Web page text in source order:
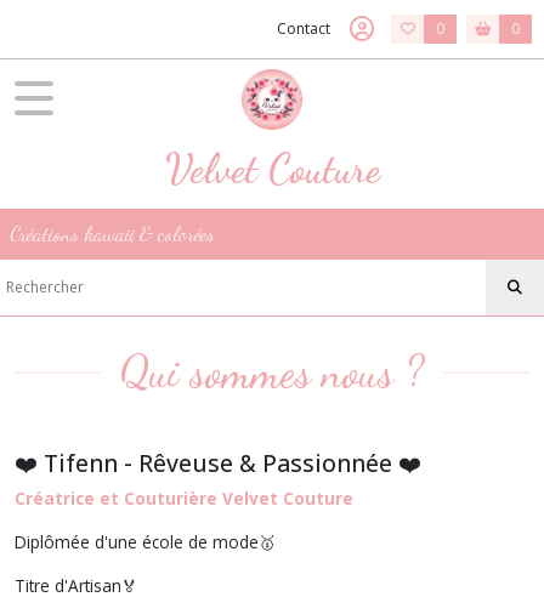
Contact 0 0
Velvet Couture
Créations kawaii & colorées
Qui sommes nous ?
❤️ Tifenn - Rêveuse & Passionnée ❤️
Créatrice et Couturière Velvet Couture
Diplômée d'une école de mode🥇
Titre d'Artisan🏅